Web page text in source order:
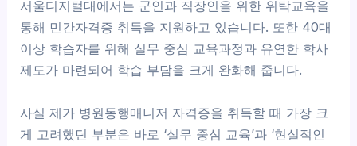
서울디지털대에서는 군인과 직장인을 위한 위탁교육을
통해 민간자격증 취득을 지원하고 있습니다. 또한 40대
이상 학습자를 위해 실무 중심 교육과정과 유연한 학사
제도가 마련되어 학습 부담을 크게 완화해 줍니다.
사실 제가 병원동행매니저 자격증을 취득할 때 가장 크
게 고려했던 부분은 바로 ‘실무 중심 교육’과 ‘현실적인